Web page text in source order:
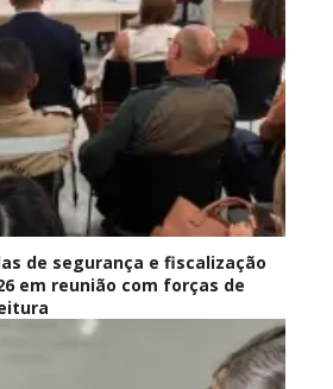
de segurança e fiscalização
em reunião com forças de